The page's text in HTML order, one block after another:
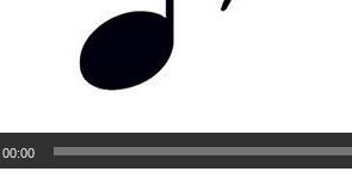
00:00